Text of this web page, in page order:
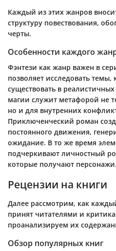
Каждый из этих жанров
структуру повествования,
черты.
Особенности каждого
Фэнтези как жанр важен в
позволяет исследовать
существовать в
магии служит метафорой не
но и для внутренних
Приключенческий роман
постоянного движения,
ожидание. В то же время
подчеркивают личностный
которые получают персонажи.
Рецензии на книги
Далее рассмотрим, как
принят читателями и
проанализируем их
Обзор популярных книг